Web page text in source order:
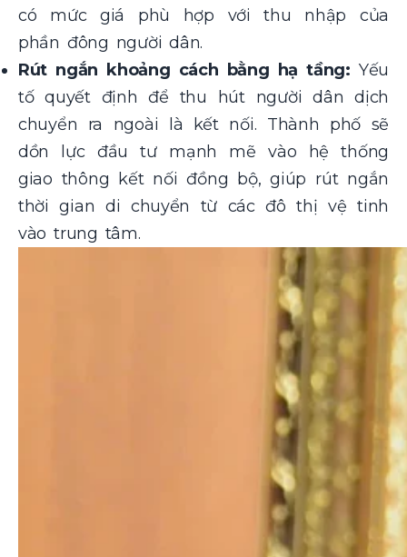
có mức giá phù hợp với thu nhập của
phần đông người dân.
Rút ngắn khoảng cách bằng hạ tầng: Yếu
tố quyết định để thu hút người dân dịch
chuyển ra ngoài là kết nối. Thành phố sẽ
dồn lực đầu tư mạnh mẽ vào hệ thống
giao thông kết nối đồng bộ, giúp rút ngắn
thời gian di chuyển từ các đô thị vệ tinh
vào trung tâm.